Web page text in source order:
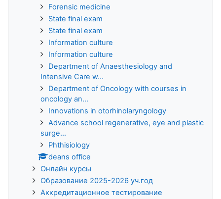
Forensic medicine
State final exam
State final exam
Information culture
Information culture
Department of Anaesthesiology and
Intensive Care w...
Department of Oncology with courses in
oncology an...
Innovations in otorhinolaryngology
Advance school regenerative, eye and plastic
surge...
Phthisiology
deans office
Онлайн курсы
Образование 2025-2026 уч.год
Аккредитационное тестирование